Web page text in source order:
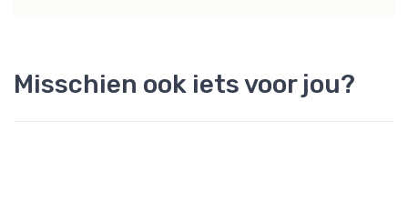
Misschien ook iets voor jou?